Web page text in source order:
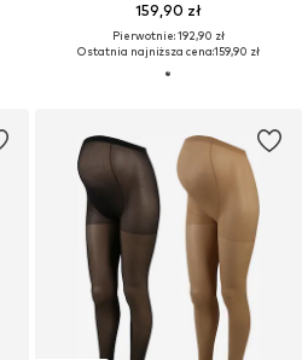
159,90 zł
Pierwotnie: 192,90 zł
Ostatnia najniższa cena:159,90 zł